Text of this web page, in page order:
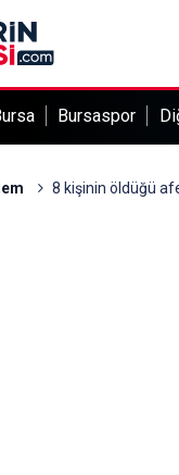
Bursaspor
8 kişinin öldüğü